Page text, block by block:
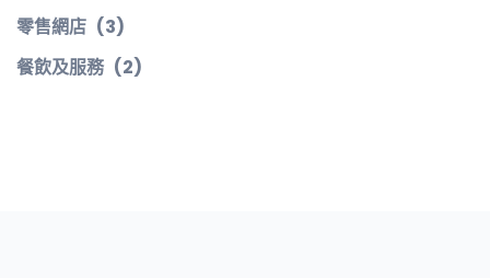
零售網店 (3)
餐飲及服務 (2)